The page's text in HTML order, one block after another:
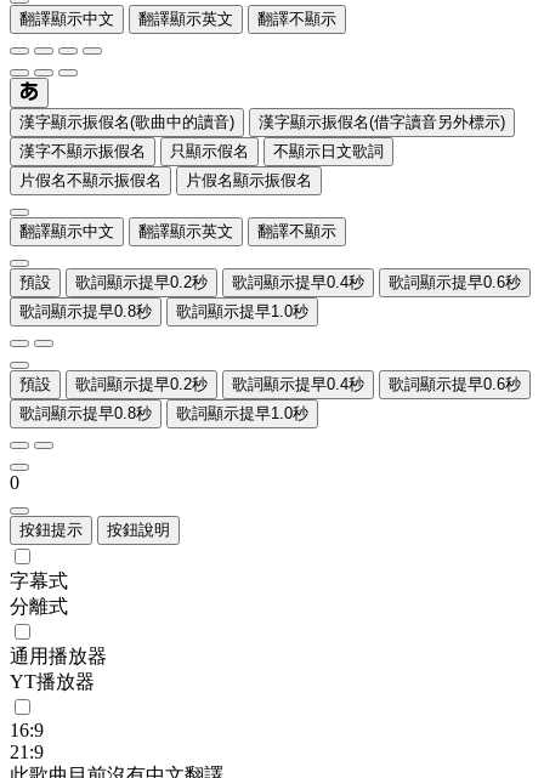
翻譯顯示中文 翻譯顯示英文 翻譯不顯示
漢字顯示振假名(歌曲中的讀音)
漢字顯示振假名(借字讀音另外標示)
漢字不顯示振假名
只顯示假名
不顯示日文歌詞
片假名不顯示振假名
片假名顯示振假名
翻譯顯示中文 翻譯顯示英文 翻譯不顯示
預設 歌詞顯示提早0.2秒 歌詞顯示提早0.4秒
歌詞顯示提早0.6秒
歌詞顯示提早0.8秒
歌詞顯示提早1.0秒
預設 歌詞顯示提早0.2秒 歌詞顯示提早0.4秒
歌詞顯示提早0.6秒
歌詞顯示提早0.8秒
歌詞顯示提早1.0秒
0
按鈕提示 按鈕說明
字幕式
分離式
通用播放器
YT播放器
16:9
21:9